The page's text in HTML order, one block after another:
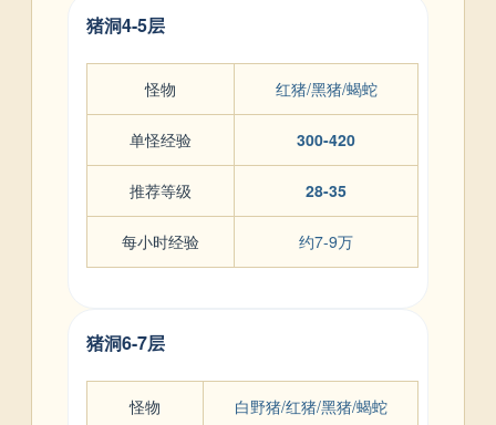
猪洞4-5层
怪物 红猪/黑猪/蝎蛇
单怪经验 300-420
推荐等级 28-35
每小时经验 约7-9万
猪洞6-7层
怪物 白野猪/红猪/黑猪/蝎蛇